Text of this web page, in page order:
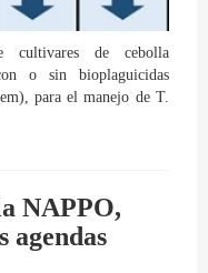
cultivares de cebolla
o sin bioplaguicidas
para el manejo de T.
NAPPO,
agendas